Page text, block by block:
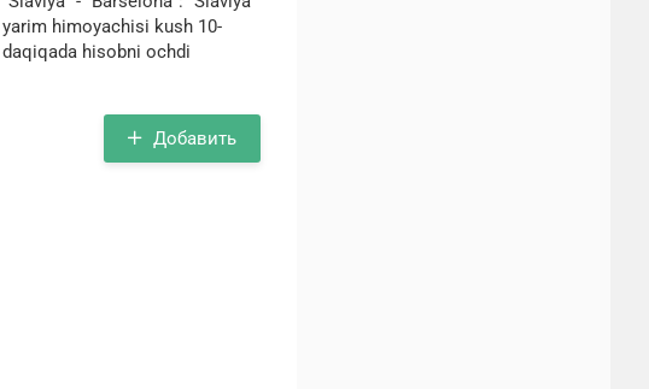
yarim himoyachisi kush 10-
daqiqada hisobni ochdi
Добавить